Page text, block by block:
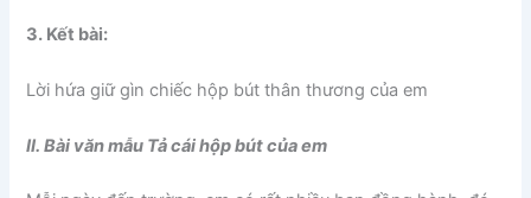
3. Kết bài:
Lời hứa giữ gìn chiếc hộp bút thân thương của em
II. Bài văn mẫu Tả cái hộp bút của em